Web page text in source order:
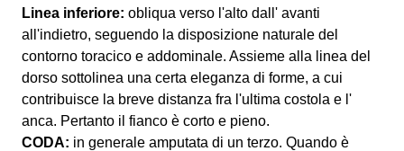
Linea inferiore: obliqua verso l'alto dall' avanti
all'indietro, seguendo la disposizione naturale del
contorno toracico e addominale. Assieme alla linea del
dorso sottolinea una certa eleganza di forme, a cui
contribuisce la breve distanza fra l'ultima costola e l'
anca. Pertanto il fianco è corto e pieno.
CODA: in generale amputata di un terzo. Quando è